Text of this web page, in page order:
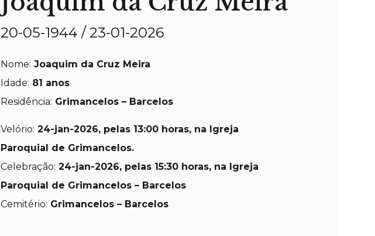
20-05-1944 / 23-01-2026
Nome: Joaquim da Cruz Meira
Idade: 81 anos
Residência: Grimancelos – Barcelos
Velório: 24-jan-2026, pelas 13:00 horas, na Igreja
Paroquial de Grimancelos.
Celebração: 24-jan-2026, pelas 15:30 horas, na Igreja
Paroquial de Grimancelos – Barcelos
Cemitério: Grimancelos – Barcelos